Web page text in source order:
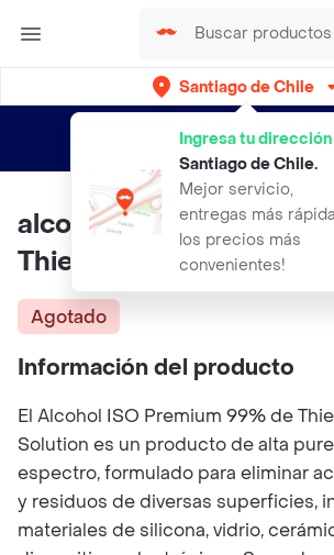
Santiago de Chile
Ingresa tu dirección
Santiago de Chile.
Mejor servicio,
entregas más
los precios más
convenientes!
envíos gratis por semanas
alcohol Iso Premium
Thievery
Agotado
Información del producto
El Alcohol ISO Premium 99% de
Solution es un producto de alta
espectro, formulado para eliminar
y residuos de diversas superficies,
materiales de silicona, vidrio,